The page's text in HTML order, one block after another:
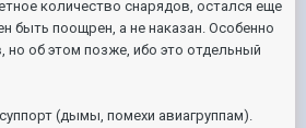
количество снарядов, остался еще
быть поощрен, а не наказан. Особенно
но об этом позже, ибо это отдельный
(дымы, помехи авиагруппам).